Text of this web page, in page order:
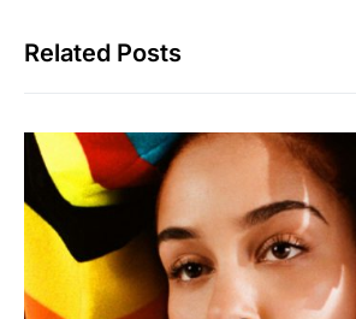
Related Posts